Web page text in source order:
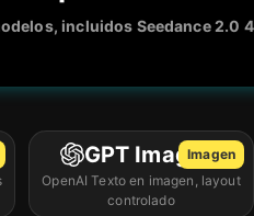
incluidos Seedance 2.0
Imagen
GPT Image 2
OpenAI Texto en imagen, layout
controlado